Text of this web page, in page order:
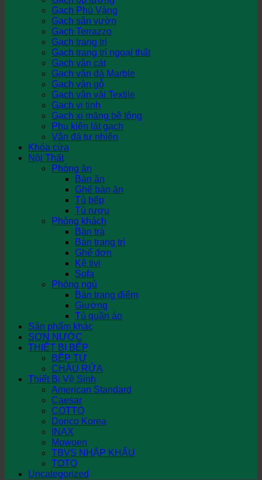
Gạch Phủ Vàng
Gạch sân vườn
Gạch Terrazzo
Gạch trang trí
Gạch trang trí ngoại thất
Gạch vân cát
Gạch vân đá Marble
Gạch vân gỗ
Gạch vân vải Textile
Gạch vi tinh
Gạch xi măng bê tông
Phụ kiện lát gạch
Vân đá tự nhiên
Khóa cửa
Nội Thất
Phòng ăn
Bàn ăn
Ghế bàn ăn
Tủ bếp
Tủ rượu
Phòng khách
Bàn trà
Bàn trang trí
Ghế đơn
Kệ tivi
Sofa
Phòng ngủ
Bàn trang điểm
Giường
Tủ quần áo
Sản phẩm khác
SƠN NƯỚC
THIẾT BỊ BẾP
BẾP TỪ
CHẬU RỬA
Thiết Bị Vệ Sinh
American Standard
Caesar
COTTO
Dorico Korea
INAX
Mowoen
TBVS NHẬP KHẨU
TOTO
Uncategorized